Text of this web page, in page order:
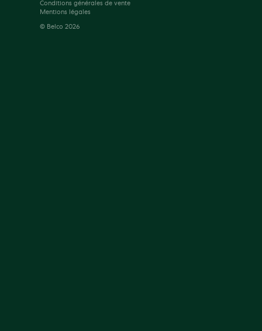
© Belco 2026
Conditions générales de vente
Mentions légales